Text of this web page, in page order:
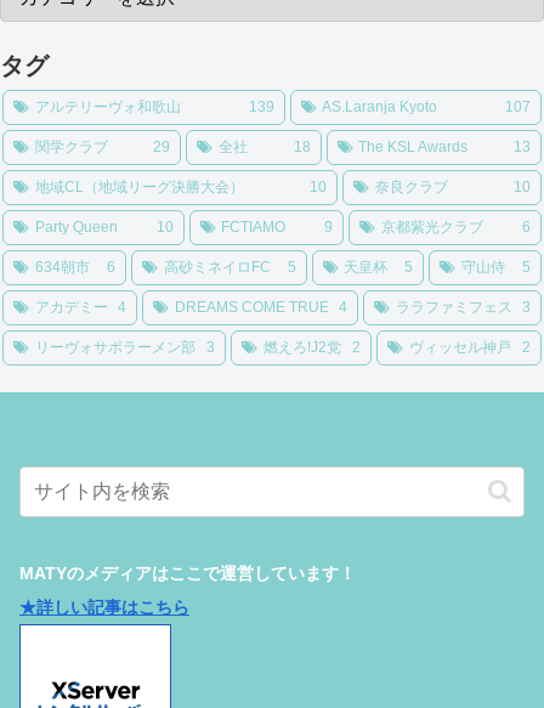
タグ
アルテリーヴォ和歌山 139 AS.Laranja Kyoto 107
関学クラブ 29 全社 18 The KSL Awards 13
地域CL（地域リーグ決勝大会） 10 奈良クラブ 10
Party Queen 10 FCTIAMO 9 京都紫光クラブ 6
634朝市 6 高砂ミネイロFC 5 天皇杯 5 守山侍 5
アカデミー 4 DREAMS COME TRUE 4 ララファミフェス 3
リーヴォサポラーメン部 3 燃えろ!J2党 2 ヴィッセル神戸 2
MATYのメディアはここで運営しています！
★詳しい記事はこちら